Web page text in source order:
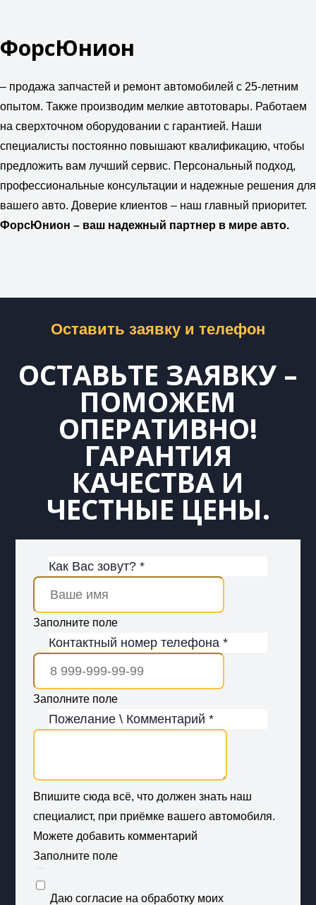
ФорсЮнион
– продажа запчастей и ремонт автомобилей с 25-летним
опытом. Также производим мелкие автотовары. Работаем
на сверхточном оборудовании с гарантией. Наши
специалисты постоянно повышают квалификацию, чтобы
предложить вам лучший сервис. Персональный подход,
профессиональные консультации и надежные решения для
вашего авто. Доверие клиентов – наш главный приоритет.
ФорсЮнион – ваш надежный партнер в мире авто.
Оставить заявку и телефон
ОСТАВЬТЕ ЗАЯВКУ –
ПОМОЖЕМ
ОПЕРАТИВНО!
ГАРАНТИЯ
КАЧЕСТВА И
ЧЕСТНЫЕ ЦЕНЫ.
Как Вас зовут? *
Заполните поле
Контактный номер телефона *
Заполните поле
Пожелание \ Комментарий *
Впишите сюда всё, что должен знать наш
специалист, при приёмке вашего автомобиля.
Можете добавить комментарий
Заполните поле
Даю согласие на обработку моих